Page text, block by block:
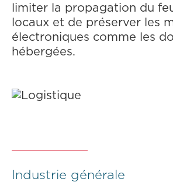
limiter la propagation du
locaux et de préserver les
électroniques comme les
hébergées.
Industrie générale